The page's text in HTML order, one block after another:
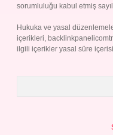
sorumluluğu kabul etmiş
Hukuka ve yasal
içerikleri,
ilgili içerikler yasal süre